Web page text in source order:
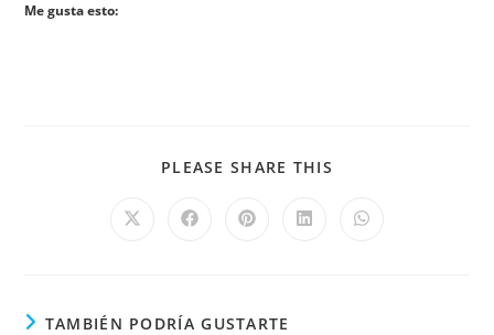
Me gusta esto:
PLEASE SHARE THIS
TAMBIÉN PODRÍA GUSTARTE